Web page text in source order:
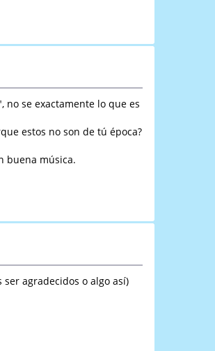
se exactamente lo que es
estos no son de tú época?
buena música.
agradecidos o algo así)